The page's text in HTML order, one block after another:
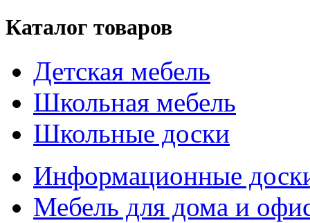
Каталог товаров
Детская мебель
Школьная мебель
Школьные доски
Информационные
Мебель для дома и